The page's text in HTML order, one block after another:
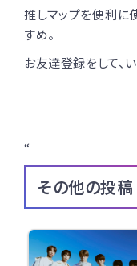
推しマップを便利に
すめ。
お友達登録をして、
“
その他の投稿